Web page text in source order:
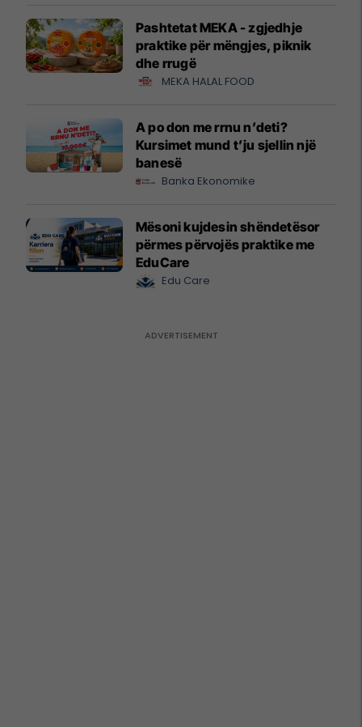
Pashtetat MEKA - zgjedhje
praktike për mëngjes, piknik
dhe rrugë
MEKA HALAL FOOD
A po don me rrnu n’deti?
Kursimet mund t’ju sjellin një
banesë
Banka Ekonomike
Mësoni kujdesin shëndetësor
përmes përvojës praktike me
EduCare
Edu Care